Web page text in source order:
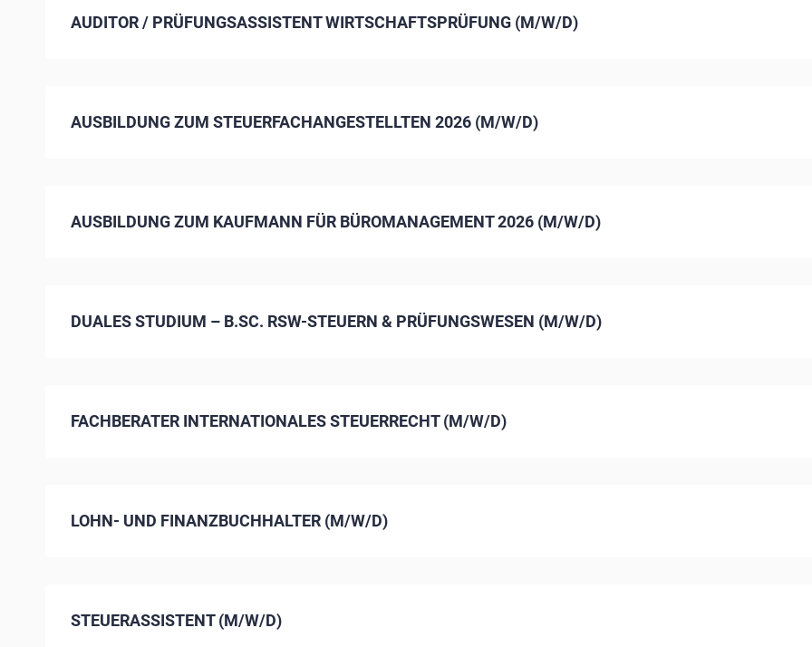
AUDITOR / PRÜFUNGSASSISTENT WIRTSCHAFTSPRÜFUNG (M/W/D)
AUSBILDUNG ZUM STEUERFACHANGESTELLTEN 2026 (M/W/D)
AUSBILDUNG ZUM KAUFMANN FÜR BÜROMANAGEMENT 2026 (M/W/D)
DUALES STUDIUM – B.SC. RSW-STEUERN & PRÜFUNGSWESEN (M/W/D)
FACHBERATER INTERNATIONALES STEUERRECHT (M/W/D)
LOHN- UND FINANZBUCHHALTER (M/W/D)
STEUERASSISTENT (M/W/D)